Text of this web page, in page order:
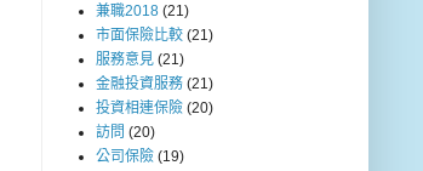
兼職2018 (21)
市面保險比較 (21)
服務意見 (21)
金融投資服務 (21)
投資相連保險 (20)
訪問 (20)
公司保險 (19)